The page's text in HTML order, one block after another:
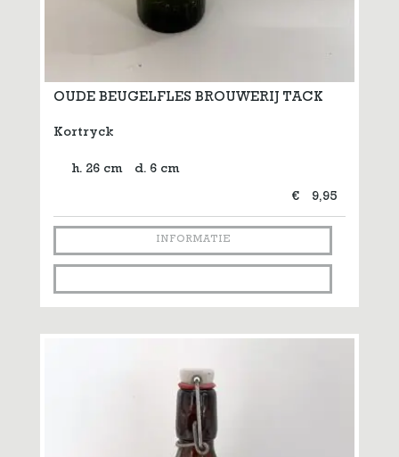
OUDE BEUGELFLES BROUWERIJ TACK
Kortryck
h. 26 cm d. 6 cm
€ 9,95
INFORMATIE